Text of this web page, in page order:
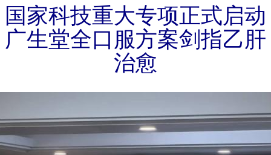
国家科技重大专项正式启动
广生堂全口服方案剑指乙肝
治愈